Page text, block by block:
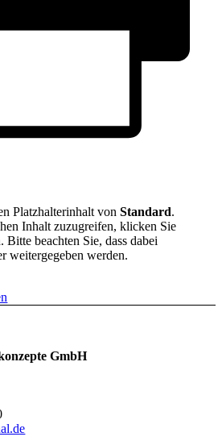
Platzhalterinhalt vonStandard.
Inhalt zuzugreifen, klicken Sie
Bitte beachten Sie, dass dabei
weitergegeben werden.
GmbH